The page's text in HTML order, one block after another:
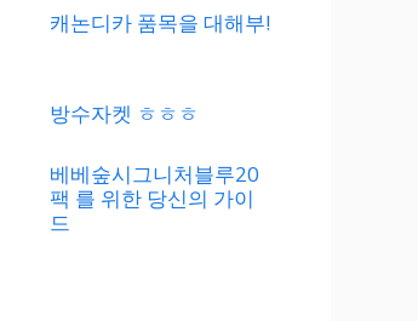
캐논디카 품목을 대해부!
방수자켓 ㅎㅎㅎ
베베숲시그니처블루20
팩 를 위한 당신의 가이
드